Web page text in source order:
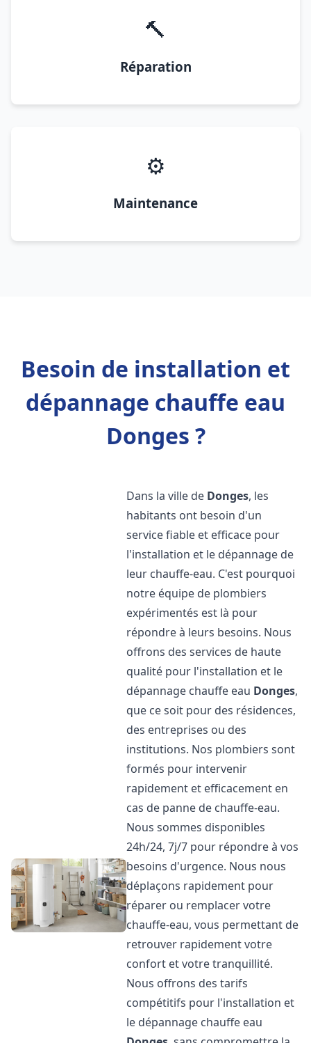
🔨
Réparation
⚙️
Maintenance
Besoin de installation et
dépannage chauffe eau
Donges ?
Dans la ville de Donges, les
habitants ont besoin d'un
service fiable et efficace pour
l'installation et le dépannage de
leur chauffe-eau. C'est pourquoi
notre équipe de plombiers
expérimentés est là pour
répondre à leurs besoins. Nous
offrons des services de haute
qualité pour l'installation et le
dépannage chauffe eau Donges,
que ce soit pour des résidences,
des entreprises ou des
institutions. Nos plombiers sont
formés pour intervenir
rapidement et efficacement en
cas de panne de chauffe-eau.
Nous sommes disponibles
24h/24, 7j/7 pour répondre à vos
besoins d'urgence. Nous nous
déplaçons rapidement pour
réparer ou remplacer votre
chauffe-eau, vous permettant de
retrouver rapidement votre
confort et votre tranquillité.
Nous offrons des tarifs
compétitifs pour l'installation et
le dépannage chauffe eau